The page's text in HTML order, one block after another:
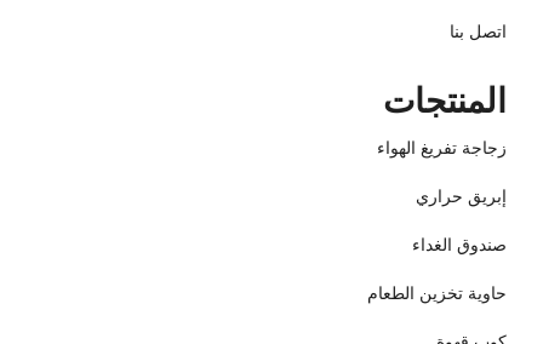
اتصل بنا
المنتجات
زجاجة تفريغ الهواء
إبريق حراري
صندوق الغداء
حاوية تخزين الطعام